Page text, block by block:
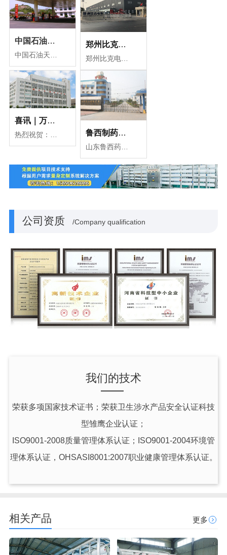
中国石油天然气集团有限公司案例 郑州比克电池车间用水选用万达环保纯化水设备
郑州比克电池公司在众多供应商中，择优选择了河南万达环保公司，我公司根据比克电池清洗车间用水标准，为其量身定制了多套纯化水设备，符合清洗车间用水标准，为生产高品质的电池保驾护航。
喜讯｜万达环保与新拓洋生物工程有限公司签约
鲁西制药使用万达环保纯化水机组设备
公司资质 /Company qualification
我们的技术
荣获多项国家技术证书；荣获卫生涉水产品安全认证科技
型雏鹰企业认证；
ISO9001-2008质量管理体系认证；ISO9001-2004环境管
理体系认证，OHSASI8001:2007职业健康管理体系认证。
相关产品 更多